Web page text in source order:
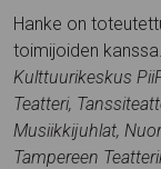
Hanke on
toimijoiden
Kulttuurikeskus
Teatteri,
Musiikkijuhlat,
Tampereen